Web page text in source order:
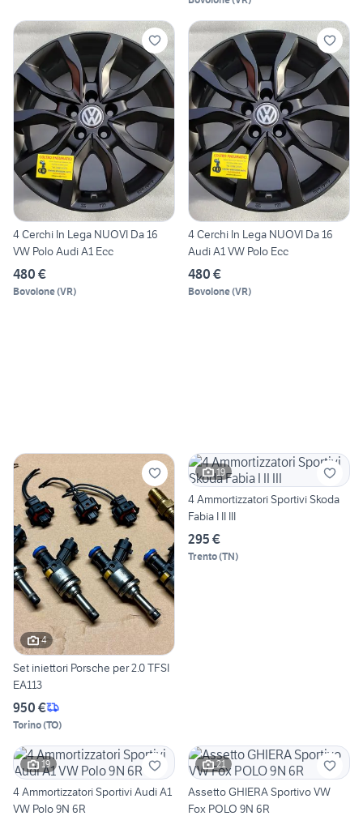
4 Cerchi In Lega NUOVI Da 16
VW Polo Audi A1 Ecc
480 €
Bovolone(VR)
4 Cerchi In Lega NUOVI Da 16
Audi A1 VW Polo Ecc
480 €
Bovolone(VR)
4
Set iniettori Porsche per 2.0 TFSI
EA113
950 €
Torino(TO)
19
4 Ammortizzatori Sportivi Skoda
Fabia I II III
295 €
Trento(TN)
19
4 Ammortizzatori Sportivi Audi A1
VW Polo 9N 6R
21
Assetto GHIERA Sportivo VW
Fox POLO 9N 6R